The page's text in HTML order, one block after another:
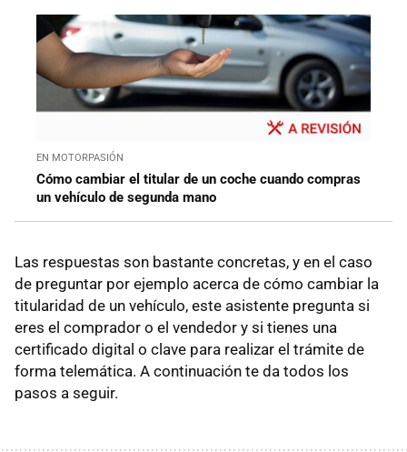
EN MOTORPASIÓN
Cómo cambiar el titular de un coche cuando compras
un vehículo de segunda mano
Las respuestas son bastante concretas, y en el caso
de preguntar por ejemplo acerca de cómo cambiar la
titularidad de un vehículo, este asistente pregunta si
eres el comprador o el vendedor y si tienes una
certificado digital o clave para realizar el trámite de
forma telemática. A continuación te da todos los
pasos a seguir.